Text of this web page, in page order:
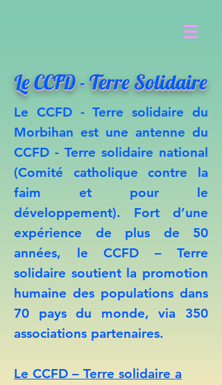
Le CCFD - Terre Solidaire
Le CCFD - Terre solidaire du
Morbihan est une antenne du
CCFD - Terre solidaire national
(Comité catholique contre la
faim et pour le
développement). Fort d’une
expérience de plus de 50
années, le CCFD – Terre
solidaire soutient la promotion
humaine des populations dans
70 pays du monde, via 350
associations partenaires.
Le CCFD – Terre solidaire a